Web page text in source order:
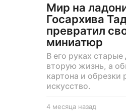
Мир на
Госархива
превратил
миниатюр
В его руках
вторую жизнь, а
картона и обрезки
искусство.
4 месяца назад